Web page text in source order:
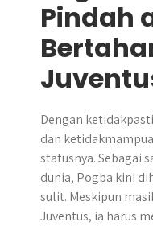
Pindah
Dengan
dan
statusnya. Sebagai
dunia, Pogba kini
sulit. Meskipun
Juventus, ia harus